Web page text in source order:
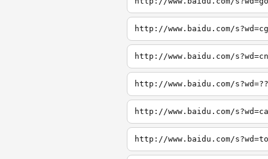
http://www.baidu.com/
http://www.baidu.com/
http://www.baidu.com/
http://www.baidu.com/
http://www.baidu.com/